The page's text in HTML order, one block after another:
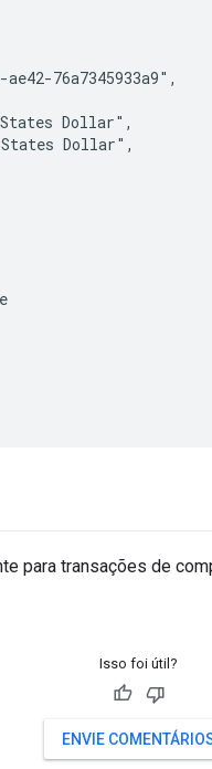
76a7345933a9",
Dollar",
Dollar",
para transações de
Isso foi útil?
ENVIE